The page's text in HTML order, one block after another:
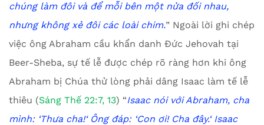
chúng làm đôi và để mỗi bên một nửa đối nhau,
nhưng không xẻ đôi các loài chim.” Ngoài lời ghi chép
việc ông Abraham cầu khẩn danh Đức Jehovah tại
Beer-Sheba, sự tế lễ được chép rõ ràng hơn khi ông
Abraham bị Chúa thử lòng phải dâng Isaac làm tế lễ
thiêu (Sáng Thế 22:7, 13) “Isaacnói với Abraham, cha
mình: ‘Thưa cha!‘Ông đáp: ‘Con ơi! Cha đây.‘Isaac